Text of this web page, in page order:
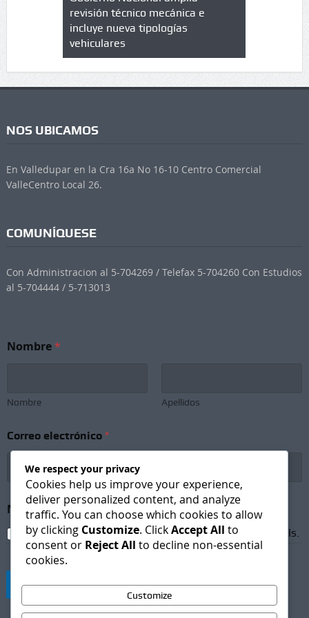
revisión técnico mecánica e
incluye nueva tipologías
vehiculares
cuáles
NOS UBICAMOS
En Valledupar en la Cra 16a No 16-10 Centro Comercial
ValleCentro Local 26.
COMUNÍQUESE
Con Administracion al 5-704269 / Telefax 5-704260 Con Estudios
al 5-704444 / 5-713013
e
e
e
s
r
t
o
Nombre*
Nombre Apellidos
Correo electrónico *
Newsletter Subscription*
I agree to receive newsletters and promotional emails.
Suscribirse
We respect your privacy
Cookies help us improve your experience,
deliver personalized content, and analyze
traffic. You can choose which cookies to allow
by clicking Customize. ClickAccept All to
consent or Reject All to decline non-essential
cookies.
Customize